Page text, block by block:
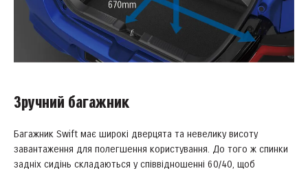
Зручний багажник
Багажник Swift має широкі дверцята та невелику висоту
завантаження для полегшення користування. До того ж спинки
задніх сидінь складаються у співвідношенні 60/40, щоб